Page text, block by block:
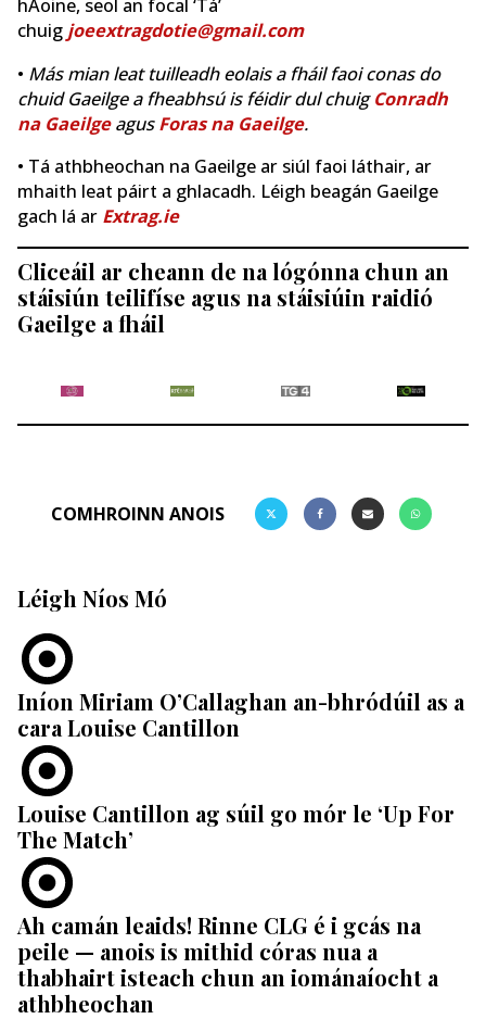
hAoine, seol an focal ‘Tá’
chuig joeextragdotie@gmail.com
• Más mian leat tuilleadh eolais a fháil faoi conas do
chuid Gaeilge a fheabhsú is féidir dul chuigConradh
na GaeilgeagusForas na Gaeilge.
• Tá athbheochan na Gaeilge ar siúl faoi láthair, ar
mhaith leat páirt a ghlacadh. Léigh beagán Gaeilge
gach lá ar Extrag.ie
Cliceáil ar cheann de na lógónna chun an
stáisiún teilifíse agus na stáisiúin raidió
Gaeilge a fháil
COMHROINN ANOIS
Léigh Níos Mó
Iníon Miriam O’Callaghan an-bhródúil as a
cara Louise Cantillon
Louise Cantillon ag súil go mór le ‘Up For
The Match’
Ah camán leaids! Rinne CLG é i gcás na
peile — anois is mithid córas nua a
thabhairt isteach chun an iománaíocht a
athbheochan